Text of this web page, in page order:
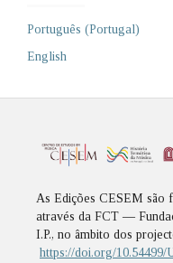
Português (Portugal)
English
As Edições CESEM são
através da FCT —
I.P., no âmbito dos
https://doi.org/10.54499/